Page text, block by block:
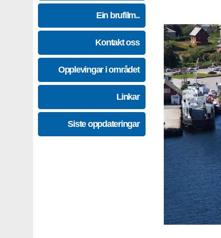
Ein brufilm..
Kontakt oss
Opplevingar i området
Linkar
Siste oppdateringar